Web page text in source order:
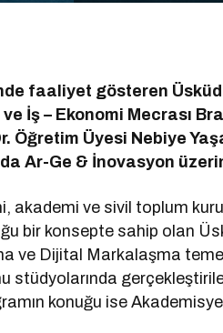
faaliyet gösteren
İş – Ekonomi Mecrası
Öğretim Üyesi Nebiye
Ar-Ge & İnovasyon
akademi ve sivil toplum
bir konsepte sahip olan
ve Dijital Markalaşma
stüdyolarında
konuğu ise